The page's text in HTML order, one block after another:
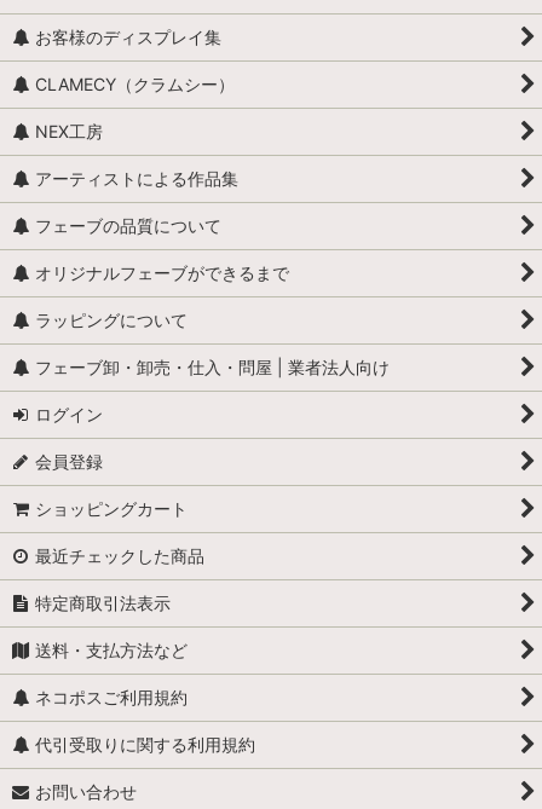
お客様のディスプレイ集
CLAMECY（クラムシー）
NEX工房
アーティストによる作品集
フェーブの品質について
オリジナルフェーブができるまで
ラッピングについて
フェーブ卸・卸売・仕入・問屋 | 業者法人向け
ログイン
会員登録
ショッピングカート
最近チェックした商品
特定商取引法表示
送料・支払方法など
ネコポスご利用規約
代引受取りに関する利用規約
お問い合わせ